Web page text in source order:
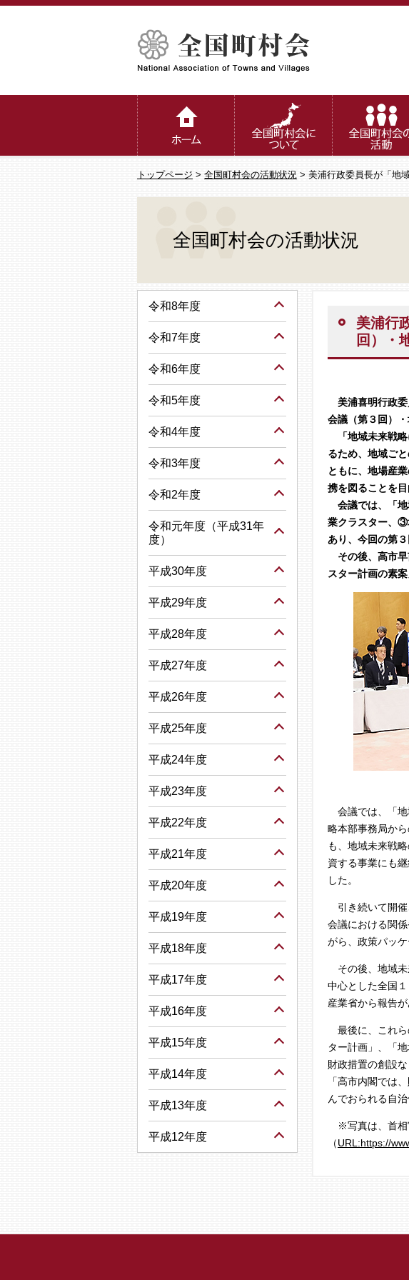
トップページ > 全国町村会の活動状況 > 美浦行政委員長が「地
全国町村会の活動状況
美浦行
回）・
美浦喜明行政委
会議（第３回）
「地域未来戦略
るため、地域ご
ともに、地場産
携を図ることを目
会議では、「地
業クラスター、③
あり、今回の第
その後、高市早
スター計画の素
会議では、「地
略本部事務局か
も、地域未来戦
資する事業にも
した。
引き続いて開催
会議における関
がら、政策パッ
その後、地域未
中心とした全国
産業省から報告が
最後に、これら
ター計画」、「
財政措置の創設
「高市内閣では
んでおられる自
※写真は、首相
​（URL:https://
令和8年度
令和7年度
令和6年度
令和5年度
令和4年度
令和3年度
令和2年度
令和元年度（平成31年
度）
平成30年度
平成29年度
平成28年度
平成27年度
平成26年度
平成25年度
平成24年度
平成23年度
平成22年度
平成21年度
平成20年度
平成19年度
平成18年度
平成17年度
平成16年度
平成15年度
平成14年度
平成13年度
平成12年度